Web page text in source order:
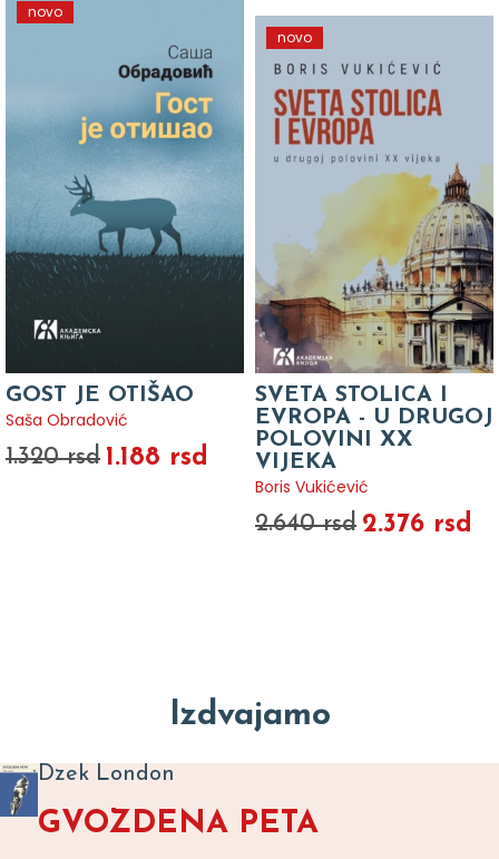
novo
GOST JE OTIŠAO
Saša Obradović
1.320 rsd 1.188 rsd
novo
SVETA STOLICA I
EVROPA - U DRUGOJ
POLOVINI XX
VIJEKA
Boris Vukićević
2.640 rsd 2.376 rsd
Izdvajamo
Dzek London
GVOZDENA PETA